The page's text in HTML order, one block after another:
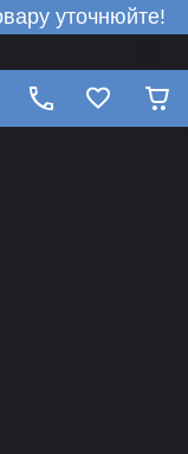
уточнюйте!